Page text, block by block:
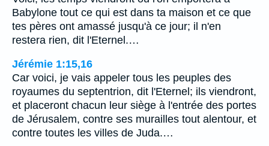
Babylone tout ce qui est dans ta maison et ce que
tes pères ont amassé jusqu'à ce jour; il n'en
restera rien, dit l'Eternel.…
Jérémie 1:15,16
Car voici, je vais appeler tous les peuples des
royaumes du septentrion, dit l'Eternel; ils viendront,
et placeront chacun leur siège à l'entrée des portes
de Jérusalem, contre ses murailles tout alentour, et
contre toutes les villes de Juda.…